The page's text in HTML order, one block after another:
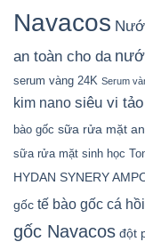
Navacos
an toàn cho da
serum vàng 24K Serum
kim nano siêu vi
bào gốc sữa rửa mặt
sữa rửa mặt sinh học
HYDAN SYNERY
gốc tế bào gốc cá hồi
gốc Navacos đột